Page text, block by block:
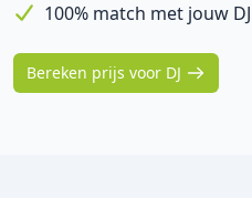
100% match met jouw DJ
Bereken prijs voor DJ